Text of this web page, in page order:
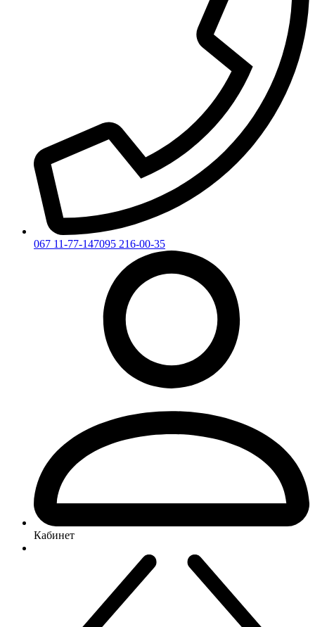
067 11-77-147095 216-00-35
Кабинет